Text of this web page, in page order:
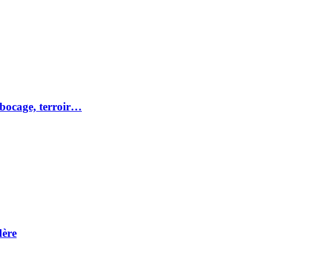
bocage, terroir…